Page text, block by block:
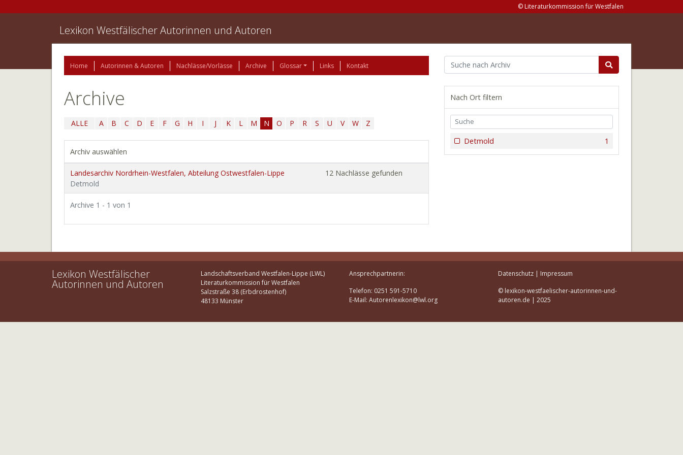
© Literaturkommission für Westfalen
Lexikon Westfälischer Autorinnen und Autoren
Home Autorinnen & Autoren Nachlässe/Vorlässe Archive Glossar Links Kontakt
Archive
ALLE A B C D E F G H I J K L M N O P R S U V W Z
Archiv auswählen
Landesarchiv Nordrhein-Westfalen, Abteilung Ostwestfalen-Lippe
Detmold
12 Nachlässe gefunden
Archive 1 - 1 von 1
Nach Ort filtern
1
Detmold
Lexikon Westfälischer
Autorinnen und Autoren
Landschaftsverband Westfalen-Lippe (LWL)
Literaturkommission für Westfalen
Salzstraße 38 (Erbdrostenhof)
48133 Münster
Ansprechpartnerin:
Telefon: 0251 591-5710
E-Mail: Autorenlexikon@lwl.org
Datenschutz| Impressum
© lexikon-westfaelischer-autorinnen-und-
autoren.de | 2025